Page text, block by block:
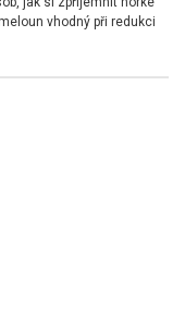
vhodný při redukci